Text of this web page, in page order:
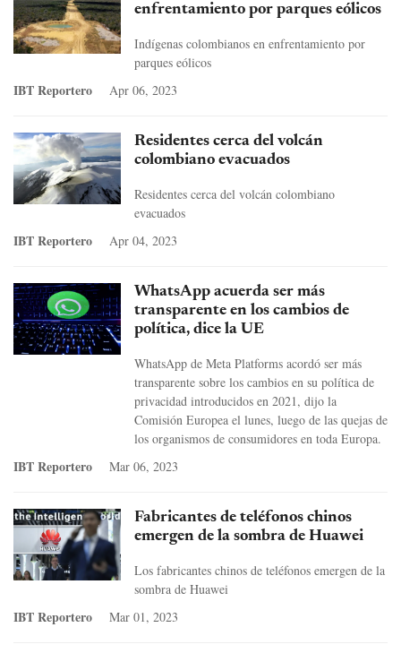
enfrentamiento por parques eólicos
Indígenas colombianos en enfrentamiento por
parques eólicos
IBT Reportero Apr 06, 2023
Residentes cerca del volcán
colombiano evacuados
Residentes cerca del volcán colombiano
evacuados
IBT Reportero Apr 04, 2023
WhatsApp acuerda ser más
transparente en los cambios de
política, dice la UE
WhatsApp de Meta Platforms acordó ser más
transparente sobre los cambios en su política de
privacidad introducidos en 2021, dijo la
Comisión Europea el lunes, luego de las quejas de
los organismos de consumidores en toda Europa.
IBT Reportero Mar 06, 2023
Fabricantes de teléfonos chinos
emergen de la sombra de Huawei
Los fabricantes chinos de teléfonos emergen de la
sombra de Huawei
IBT Reportero Mar 01, 2023